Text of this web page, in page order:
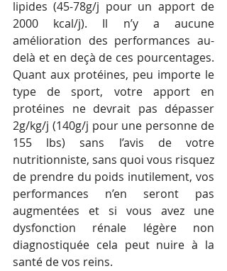
lipides (45-78g/j pour un apport de
2000 kcal/j). Il n’y a aucune
amélioration des performances au-
delà et en deçà de ces pourcentages.
Quant aux protéines, peu importe le
type de sport, votre apport en
protéines ne devrait pas dépasser
2g/kg/j (140g/j pour une personne de
155 lbs) sans l’avis de votre
nutritionniste, sans quoi vous risquez
de prendre du poids inutilement, vos
performances n’en seront pas
augmentées et si vous avez une
dysfonction rénale légère non
diagnostiquée cela peut nuire à la
santé de vos reins.